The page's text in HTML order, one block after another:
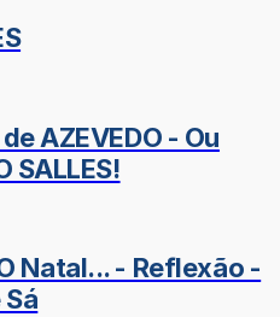
AZEVEDO - Ou
SALLES!
Natal... - Reflexão -